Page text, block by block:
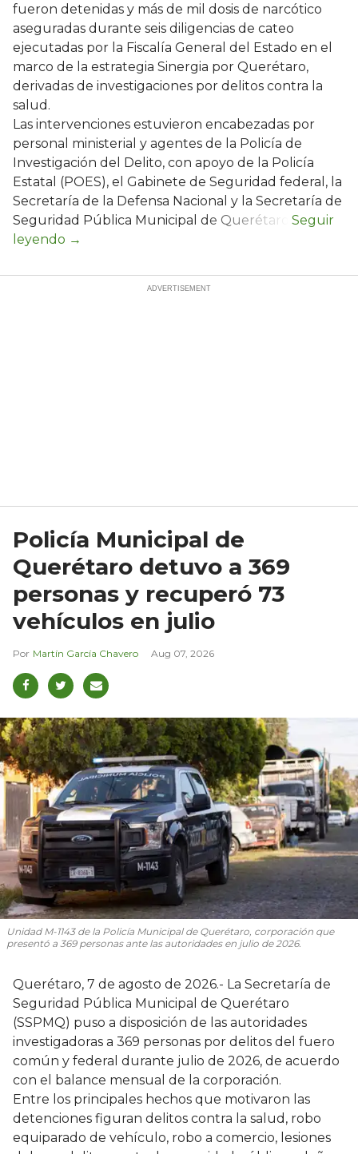
fueron detenidas y más de mil dosis de narcótico
aseguradas durante seis diligencias de cateo
ejecutadas por la Fiscalía General del Estado en el
marco de la estrategia Sinergia por Querétaro,
derivadas de investigaciones por delitos contra la
salud.
Las intervenciones estuvieron encabezadas por
personal ministerial y agentes de la Policía de
Investigación del Delito, con apoyo de la Policía
Estatal (POES), el Gabinete de Seguridad federal, la
Secretaría de la Defensa Nacional y la Secretaría de
Seguridad Pública Municipal de Querétaro.
Policía Municipal de
Querétaro detuvo a 369
personas y recuperó 73
vehículos en julio
Martín García Chavero Aug 07, 2026
Unidad M-1143 de la Policía Municipal de Querétaro, corporación que
presentó a 369 personas ante las autoridades en julio de 2026.
Querétaro, 7 de agosto de 2026.- La Secretaría de
Seguridad Pública Municipal de Querétaro
(SSPMQ) puso a disposición de las autoridades
investigadoras a 369 personas por delitos del fuero
común y federal durante julio de 2026, de acuerdo
con el balance mensual de la corporación.
Entre los principales hechos que motivaron las
detenciones figuran delitos contra la salud, robo
equiparado de vehículo, robo a comercio, lesiones